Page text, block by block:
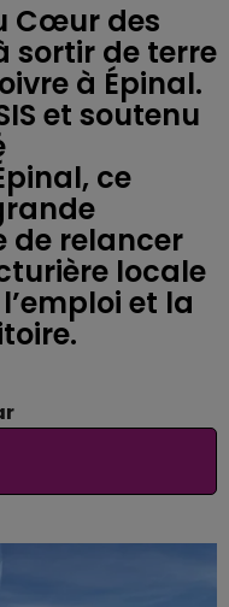
Cœur des
sortir de terre
à Épinal.
et soutenu
ce
de relancer
locale
et la